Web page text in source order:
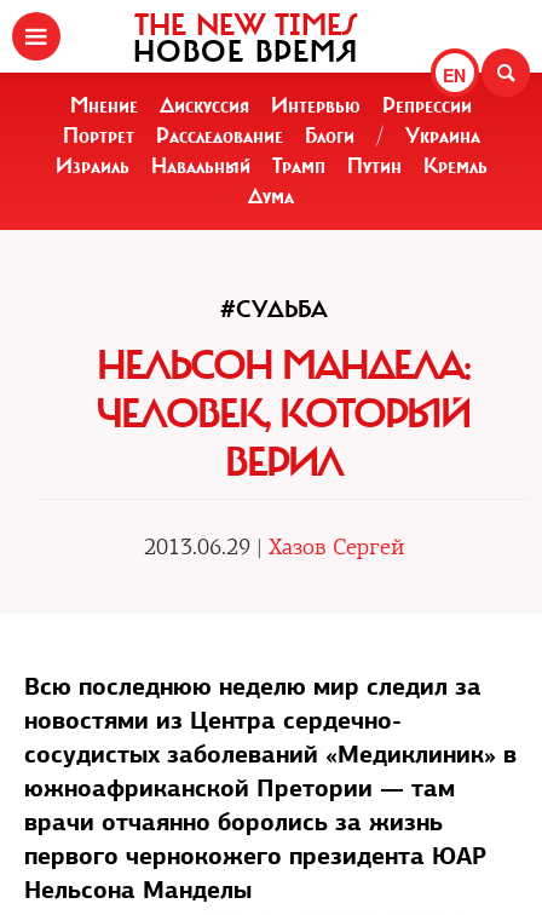
EN
THE NEW TIMES
НОВОЕ ВРЕМЯ
Мнение Дискуссия Интервью
Репрессии
Портрет
Расследование Блоги /
Украина
Израиль
Навальный Трамп Путин
Кремль
Дума
#СУДЬБА
НЕЛЬСОН МАНДЕЛА:
ЧЕЛОВЕК, КОТОРЫЙ
ВЕРИЛ
2013.06.29 | Хазов Сергей
Всю последнюю неделю мир следил за
новостями из Центра сердечно-
сосудистых заболеваний «Медиклиник» в
южноафриканской Претории — там
врачи отчаянно боролись за жизнь
первого чернокожего президента ЮАР
Нельсона Манделы